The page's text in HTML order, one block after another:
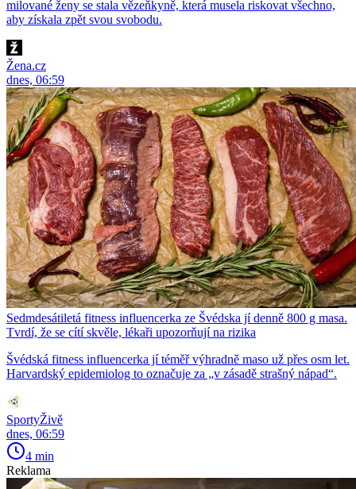
milované ženy se stala vězeňkyně, která musela riskovat všechno,
aby získala zpět svou svobodu.
Žena.cz
dnes, 06:59
Sedmdesátiletá fitness influencerka ze Švédska jí denně 800 g masa.
Tvrdí, že se cítí skvěle, lékaři upozorňují na rizika
Švédská fitness influencerka jí téměř výhradně maso už přes osm let.
Harvardský epidemiolog to označuje za „v zásadě strašný nápad“.
SportyŽivě
dnes, 06:59
4 min
Reklama